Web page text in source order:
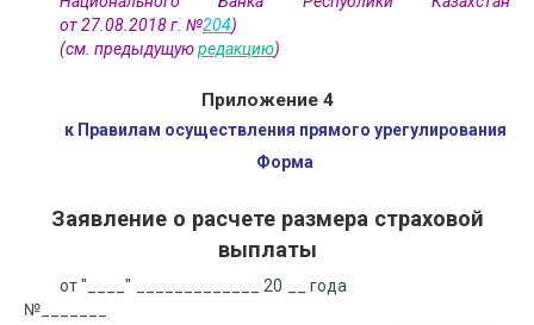
от 27.08.2018 г. №204)
(см. предыдущуюредакцию)
Приложение 4
к Правилам осуществления прямого урегулирования
Форма
Заявление о расчете размера страховой
выплаты
от "____" _____________ 20 __ года
№_______